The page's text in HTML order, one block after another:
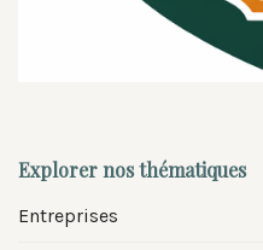
Explorer nos thématiques
Entreprises